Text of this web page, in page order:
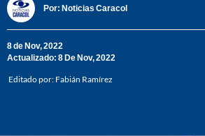
Por: Noticias Caracol
8 de Nov, 2022
Actualizado: 8 De Nov, 2022
Editado por: Fabián Ramírez